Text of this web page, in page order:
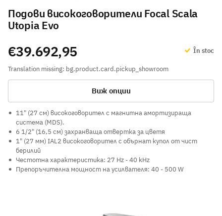
Подови високоговорители Focal Scala
Utopia Evo
În stoc
Translation missing: bg.product.card.pickup_showroom
€39.692,95
Виж опции
11" (27 см) високоговорител с магнитна амортизираща
система (MDS).
6 1/2" (16,5 см) захранваща отвертка за цветя
1" (27 мм) IAL2 високоговорител с обърнат купол от чист
берилий
Честотна характеристика: 27 Hz - 40 kHz
Препоръчителна мощност на усилвателя: 40 - 500 W